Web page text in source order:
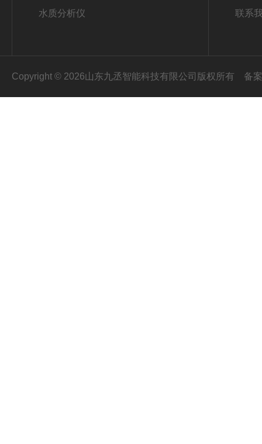
水质分析仪 联系
Copyright © 2026山东九丞智能科技有限公司版权所有 备